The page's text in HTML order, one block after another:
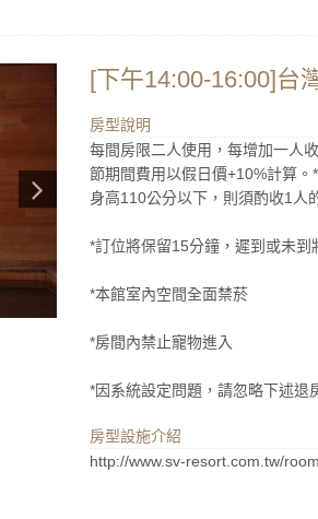
[下午14:00-16:00]台
房型說明
每間房限二人使用，每增加一人
節期間費用以假日價+10%計算
身高110公分以下，則須酌收1人
*訂位將保留15分鐘，遲到或未到
*本館室內空間全面禁菸
*房間內禁止寵物進入
*因系統設定問題，請忽略下述退
房型設施介紹
http://www.sv-resort.com.tw/